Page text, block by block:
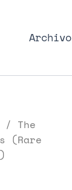
Archivo
/ The
(Rare